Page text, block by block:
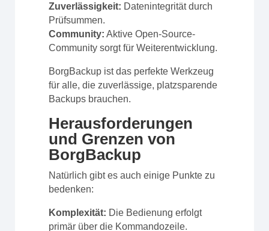
Zuverlässigkeit: Datenintegrität durch
Prüfsummen.
Community: Aktive Open-Source-
Community sorgt für Weiterentwicklung.
BorgBackup ist das perfekte Werkzeug
für alle, die zuverlässige, platzsparende
Backups brauchen.
Herausforderungen
und Grenzen von
BorgBackup
Natürlich gibt es auch einige Punkte zu
bedenken:
Komplexität: Die Bedienung erfolgt
primär über die Kommandozeile.